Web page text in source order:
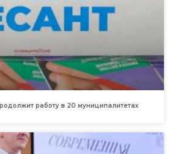
работу в 20 муниципалитетах